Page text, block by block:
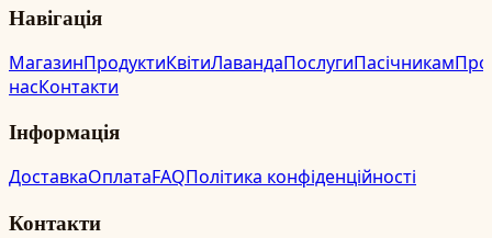
Навігація
МагазинПродуктиКвітиЛавандаПослугиПасічникамПро
насКонтакти
Інформація
ДоставкаОплатаFAQПолітика конфіденційності
Контакти